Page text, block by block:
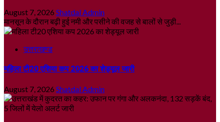
August 7, 2026 Shatdal Admin
मानसून के दौरान बढ़ी हुई नमी और पसीने की वजह से बालों से जुड़ी...
उत्तराखण्ड
महिला टी20 एशिया कप 2026 का शेड्यूल जारी
August 7, 2026 Shatdal Admin